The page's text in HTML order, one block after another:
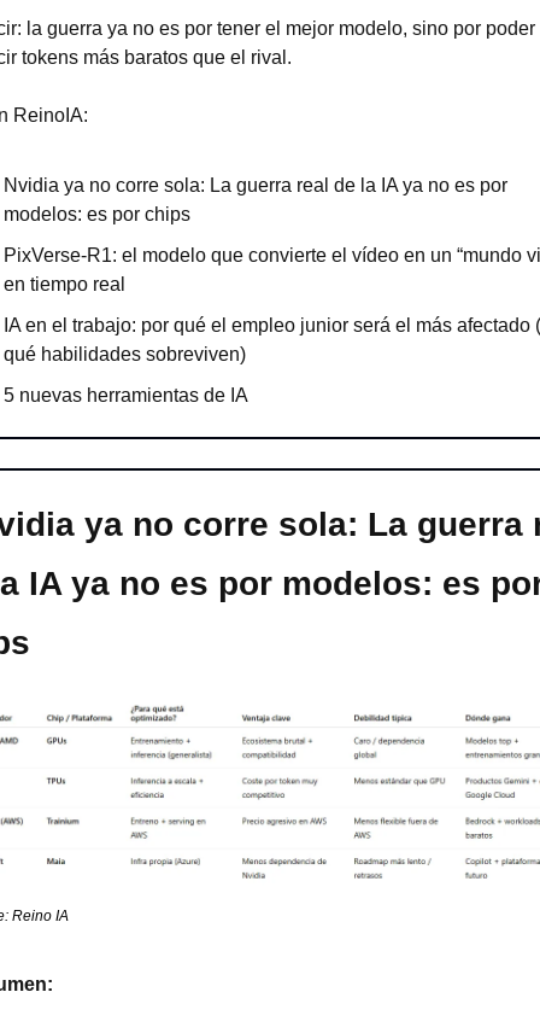
la guerra ya no es por tener el mejor modelo, sino por poder
tokens más baratos que el rival.
ReinoIA:
Nvidia ya no corre sola: La guerra real de la IA ya no es por
modelos: es por chips
PixVerse-R1: el modelo que convierte el vídeo en un “mundo
en tiempo real
IA en el trabajo: por qué el empleo junior será el más afectado
qué habilidades sobreviven)
5 nuevas herramientas de IA
ya no corre sola: La guerra
IA ya no es por modelos: es
Reino IA